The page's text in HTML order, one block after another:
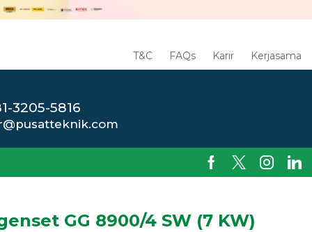
T&C FAQs Karir Kerjasama
3205-5816
GG 8900/4 SW (7 KW)